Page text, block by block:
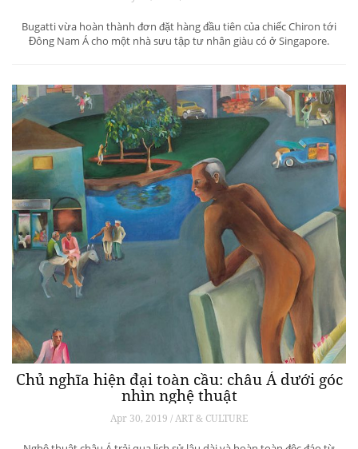
Bugatti vừa hoàn thành đơn đặt hàng đầu tiên của chiếc Chiron tới
Đông Nam Á cho một nhà sưu tập tư nhân giàu có ở Singapore.
Chủ nghĩa hiện đại toàn cầu: châu Á dưới góc
nhìn nghệ thuật
Apr 30, 2019 / ART & CULTURE